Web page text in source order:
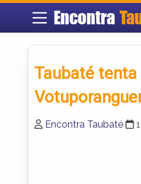
Encontra
Taubaté
Encontra Taubaté